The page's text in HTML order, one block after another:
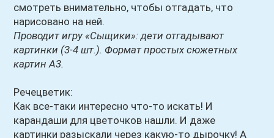
смотреть внимательно, чтобы отгадать, что
нарисовано на ней.
Проводит игру «Сыщики»: дети отгадывают
картинки (3-4 шт.). Формат простых сюжетных
картин А3.
Речецветик:
Как все-таки интересно что-то искать! И
карандаши для цветочков нашли. И даже
картинки разыскали через какую-то дырочку! А